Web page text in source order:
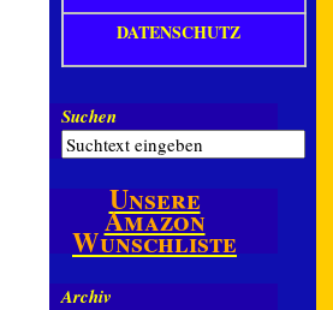
DATENSCHUTZ
Suchen
Unsere
Amazon
Wunschliste
Archiv